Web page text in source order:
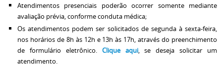
Atendimentos presenciais poderão ocorrer somente mediante
avaliação prévia, conforme conduta médica;
Os atendimentos podem ser solicitados de segunda à sexta-feira,
nos horários de 8h às 12h e 13h às 17h, através do preenchimento
de formulário eletrônico. Clique aqui, se deseja solicitar um
atendimento.